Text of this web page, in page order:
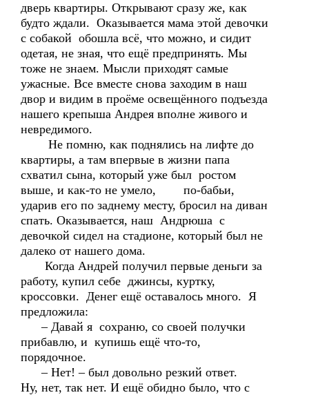
дверь квартиры. Открывают сразу же, как
будто ждали. Оказывается мама этой девочки
с собакой обошла всё, что можно, и сидит
одетая, не зная, что ещё предпринять. Мы
тоже не знаем. Мысли приходят самые
ужасные. Все вместе снова заходим в наш
двор и видим в проёме освещённого подъезда
нашего крепыша Андрея вполне живого и
невредимого.
Не помню, как поднялись на лифте до
квартиры, а там впервые в жизни папа
схватил сына, который уже был ростом
выше, и как-то не умело, по-бабьи,
ударив его по заднему месту, бросил на диван
спать. Оказывается, наш Андрюша с
девочкой сидел на стадионе, который был не
далеко от нашего дома.
Когда Андрей получил первые деньги за
работу, купил себе джинсы, куртку,
кроссовки. Денег ещё оставалось много. Я
предложила:
– Давай я сохраню, со своей получки
прибавлю, и купишь ещё что-то,
порядочное.
– Нет! – был довольно резкий ответ.
Ну, нет, так нет. И ещё обидно было, что с